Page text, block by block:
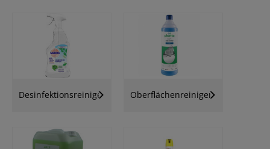
Desinfektionsreiniger Oberflächenreiniger